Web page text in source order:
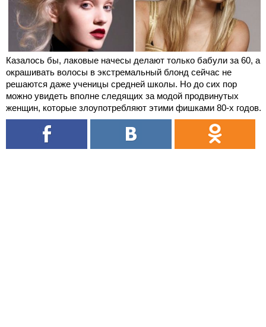
Казалось бы, лаковые начесы делают только бабули за 60, а
окрашивать волосы в экстремальный блонд сейчас не
решаются даже ученицы средней школы. Но до сих пор
можно увидеть вполне следящих за модой продвинутых
женщин, которые злоупотребляют этими фишками 80-х годов.